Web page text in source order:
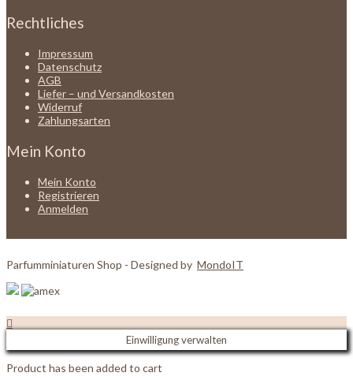
Rechtliches
Impressum
Datenschutz
AGB
Liefer – und Versandkosten
Widerruf
Zahlungsarten
Mein Konto
Mein Konto
Registrieren
Anmelden
Parfumminiaturen Shop - Designed by MondoIT
Einwilligung verwalten
Product has been added to cart